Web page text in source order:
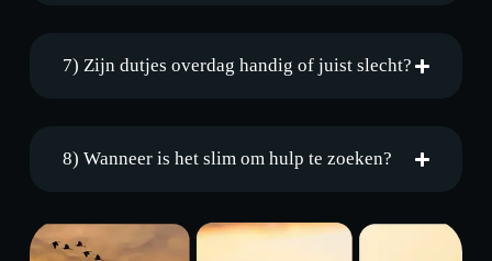
7) Zijn dutjes overdag handig of juist slecht?
8) Wanneer is het slim om hulp te zoeken?